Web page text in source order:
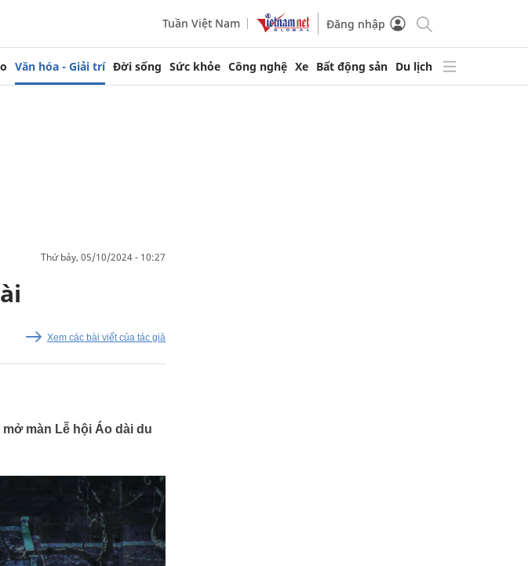
Tuần Việt Nam Đăng nhập
Văn hóa - Giải trí Đời sống Sức khỏe Công nghệ Xe Bất động sản Du lịch
thứ bảy, 05/10/2024 - 10:27
Xem các bài viết của tác giả
màn Lễ hội Áo dài du